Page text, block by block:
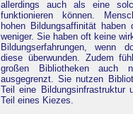
allerdings auch als eine
funktionieren können.
hohen Bildungsaffinität haben
weniger. Sie haben oft keine
Bildungserfahrungen, wenn
diese überwunden. Zudem
großen Bibliotheken auch
ausgegrenzt. Sie nutzen
Teil eine Bildungsinfrastruktur
Teil eines Kiezes.